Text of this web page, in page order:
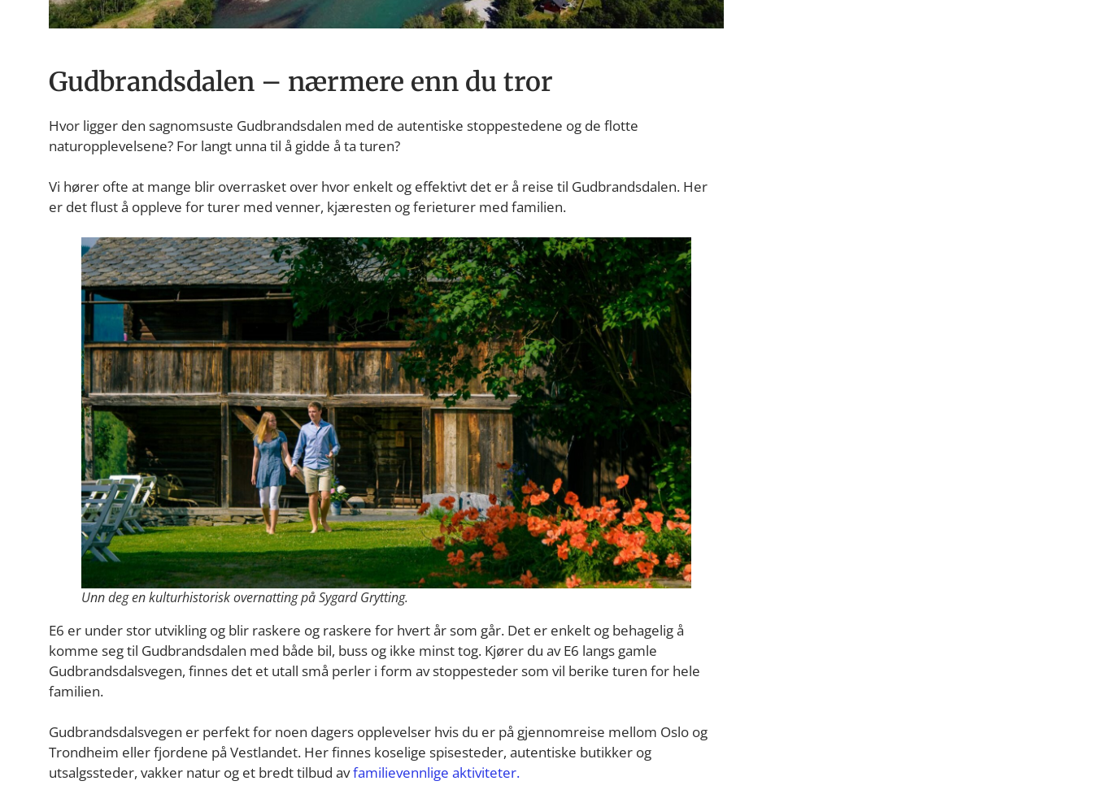
Gudbrandsdalen – nærmere enn du tror
Hvor ligger den sagnomsuste Gudbrandsdalen med de autentiske stoppestedene og de flotte
naturopplevelsene? For langt unna til å gidde å ta turen?
Vi hører ofte at mange blir overrasket over hvor enkelt og effektivt det er å reise til Gudbrandsdalen. Her
er det flust å oppleve for turer med venner, kjæresten og ferieturer med familien.
Unn deg en kulturhistorisk overnatting på Sygard Grytting.
E6 er under stor utvikling og blir raskere og raskere for hvert år som går. Det er enkelt og behagelig å
komme seg til Gudbrandsdalen med både bil, buss og ikke minst tog. Kjører du av E6 langs gamle
Gudbrandsdalsvegen, finnes det et utall små perler i form av stoppesteder som vil berike turen for hele
familien.
Gudbrandsdalsvegen er perfekt for noen dagers opplevelser hvis du er på gjennomreise mellom Oslo og
Trondheim eller fjordene på Vestlandet. Her finnes koselige spisesteder, autentiske butikker og
utsalgssteder, vakker natur og et bredt tilbud avfamilievennlige aktiviteter.